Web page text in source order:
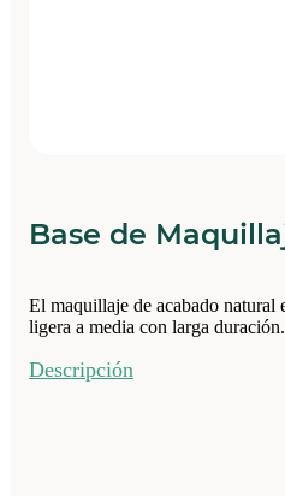
Base de
El maquillaje de acabado natural
ligera a media con larga
Descripción